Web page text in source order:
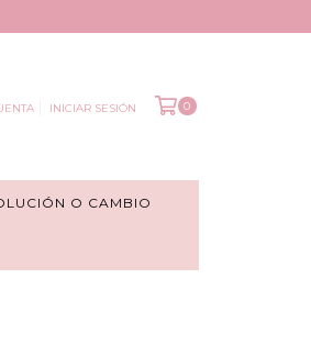
INICIAR SESIÓN 0
O CAMBIO